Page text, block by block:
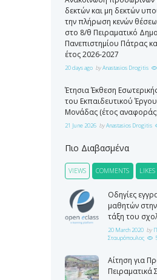
δεκτών και μη δεκτών
την πλήρωση κενών
στο 8/θ Πειραματικό
Πανεπιστημίου Πάτρας
έτος 2026-2027
20 days ago byAnastasios Drogitis
Έτησια Έκθεση
του Εκπαιδευτικού Έργου
Μονάδας (έτος
21 June 2026 byAnastasios Drogitis
Πιο Διαβασμένα
VIEWS COMMENTS LIKES
Οδηγίες
μαθητών
τάξη του
20 March 2020 by
Σταυρόπουλος
Αίτηση για
Πειραματικά